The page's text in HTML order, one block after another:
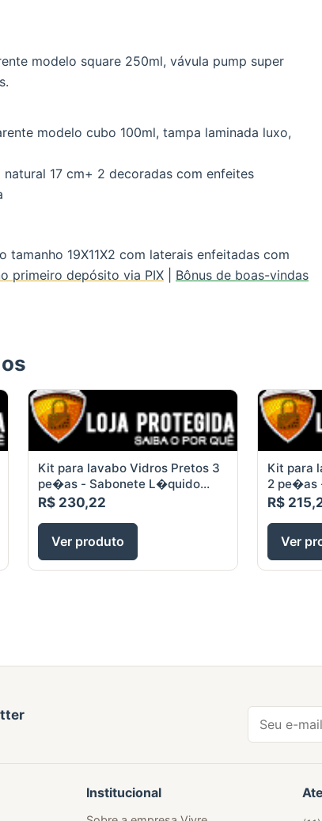
modelo square 250ml, vávula pump super
modelo cubo 100ml, tampa laminada luxo,
17 cm+ 2 decoradas com enfeites
tamanho 19X11X2 com laterais enfeitadas com
primeiro depósito via PIX
Bônus de boas-vindas
Kit para lavabo Vidros Pretos 3
pe�as - Sabonete L�quido
250ml e Difusor aromas 100ml e
R$ 230,22
Ver produto
Kit para
2 pe�as
250ml e
R$
Ver
Institucional